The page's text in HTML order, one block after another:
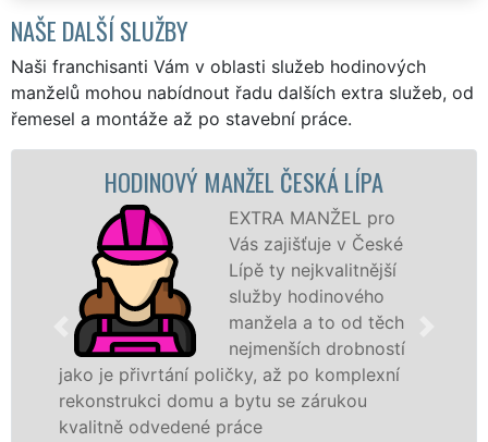
NAŠE DALŠÍ SLUŽBY
Naši franchisanti Vám v oblasti služeb hodinových
manželů mohou nabídnout řadu dalších extra služeb, od
řemesel a montáže až po stavební práce.
MANŽEL ČESKÁ LÍPA
EXTRA MANŽEL pro
Vás zajišťuje v České
Lípě ty nejkvalitnější
služby hodinového
manžela a to od těch
nejmenších drobností
poličky, až po komplexní
domu a bytu se zárukou
práce
hodinoví